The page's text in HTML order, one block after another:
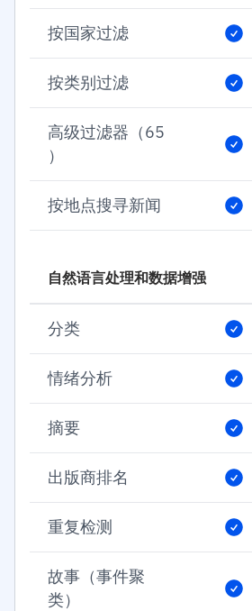
按国家过滤
按类别过滤
高级过滤器（65
）
按地点搜寻新闻
自然语言处理和数据增强
分类
情绪分析
摘要
出版商排名
重复检测
故事（事件聚
类）